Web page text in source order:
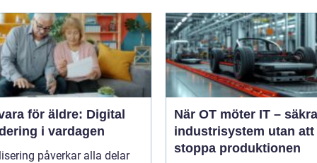
för äldre: Digital
i vardagen
påverkar alla delar
När OT möter IT – säkra
industrisystem utan att
stoppa produktionen